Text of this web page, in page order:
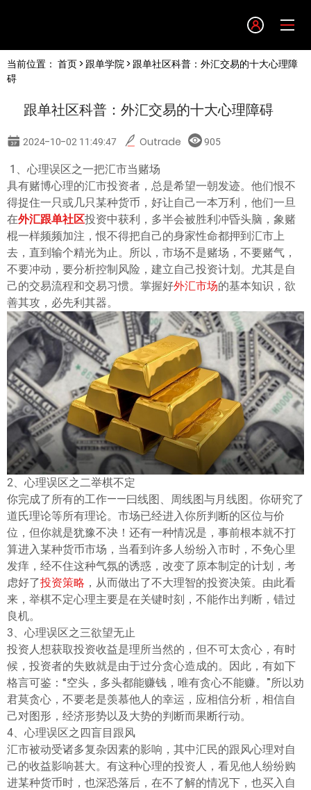
English
简体中文
한글
日本語
Tiếng việt
ไทย
当前位置： 首页> 跟单学院> 跟单社区科普：外汇交易的十大心理障
碍
跟单社区科普：外汇交易的十大心理障碍
2024-10-02 11:49:47 Outrade 905
1、心理误区之一把汇市当赌场
具有赌博心理的汇市投资者，总是希望一朝发迹。他们恨不
得捉住一只或几只某种货币，好让自己一本万利，他们一旦
在外汇跟单社区投资中获利，多半会被胜利冲昏头脑，象赌
棍一样频频加注，恨不得把自己的身家性命都押到汇市上
去，直到输个精光为止。所以，市场不是赌场，不要赌气，
不要冲动，要分析控制风险，建立自己投资计划。尤其是自
己的交易流程和交易习惯。掌握好外汇市场的基本知识，欲
善其攻，必先利其器。
2、心理误区之二举棋不定
你完成了所有的工作——曰线图、周线图与月线图。你研究了
道氏理论等所有理论。市场已经进入你所判断的区位与价
位，但你就是犹豫不决！还有一种情况是，事前根本就不打
算进入某种货币市场，当看到许多人纷纷入市时，不免心里
发痒，经不住这种气氛的诱惑，改变了原本制定的计划，考
虑好了投资策略 ，从而做出了不大理智的投资决策。由此看
来，举棋不定心理主要是在关键时刻，不能作出判断，错过
良机。
3、心理误区之三欲望无止
投资人想获取投资收益是理所当然的，但不可太贪心，有时
候，投资者的失败就是由于过分贪心造成的。因此，有如下
格言可鉴：“空头，多头都能赚钱，唯有贪心不能赚。”所以劝
君莫贪心，不要老是羡慕他人的幸运，应相信分析，相信自
己对图形，经济形势以及大势的判断而果断行动。
4、心理误区之四盲目跟风
汇市被动受诸多复杂因素的影响，其中汇民的跟风心理对自
己的收益影响甚大。有这种心理的投资人，看见他人纷纷购
进某种货币时，也深恐落后，在不了解的情况下，也买入自